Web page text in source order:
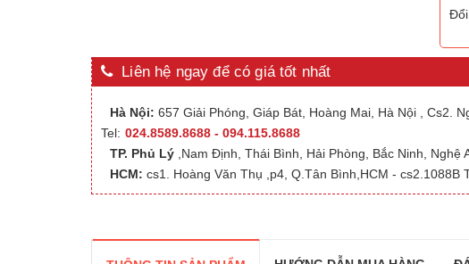
Liên hệ ngay để có giá tốt nhất
Hà Nội: 657 Giải Phóng, Giáp Bát, Hoàng Mai, Hà Nội , Cs2.
Tel: 024.8589.8688 - 094.115.8688
TP. Phủ Lý ,Nam Định, Thái Bình, Hải Phòng, Bắc Ninh, Nghệ
HCM: cs1. Hoàng Văn Thụ ,p4, Q.Tân Bình,HCM - cs2.1088B